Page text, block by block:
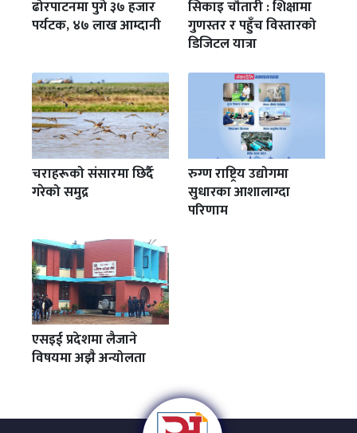
ढोरपाटनमा पुगे ३७ हजार
पर्यटक, ४७ लाख आम्दानी
सिकाइ चौतारी : शिक्षामा
गुणस्तर र पहुँच विस्तारको
डिजिटल यात्रा
चराहरूको संसारमा छिर्दै
गरेको समुद्र
रुग्ण राष्ट्रिय उद्योगमा
सुधारका आशालाग्दा
परिणाम
एसइई प्रदेशमा लैजाने
विषयमा अझै अन्योलता